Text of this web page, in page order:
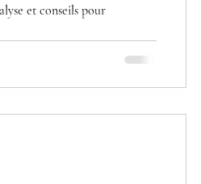
et conseils pour